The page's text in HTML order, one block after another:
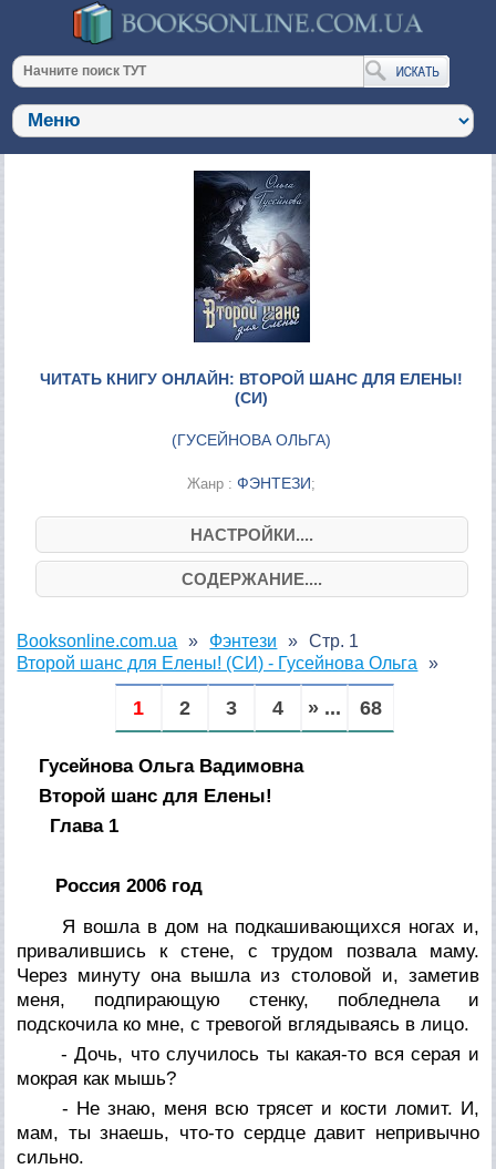
ЧИТАТЬ КНИГУ ОНЛАЙН: ВТОРОЙ ШАНС ДЛЯ ЕЛЕНЫ!
(СИ)
(ГУСЕЙНОВА ОЛЬГА)
Жанр :ФЭНТЕЗИ;
НАСТРОЙКИ....
СОДЕРЖАНИЕ....
Booksonline.com.ua
Фэнтези
Второй шанс для Елены! (СИ) - Гусейнова Ольга
Стр. 1
1 2 3 4 » ... 68
Гусейнова Ольга Вадимовна
Второй шанс для Елены!
Глава 1
Россия 2006 год
Я вошла в дом на подкашивающихся ногах и,
привалившись к стене, с трудом позвала маму.
Через минуту она вышла из столовой и, заметив
меня, подпирающую стенку, побледнела и
подскочила ко мне, с тревогой вглядываясь в лицо.
- Дочь, что случилось ты какая-то вся серая и
мокрая как мышь?
- Не знаю, меня всю трясет и кости ломит. И,
мам, ты знаешь, что-то сердце давит непривычно
сильно.